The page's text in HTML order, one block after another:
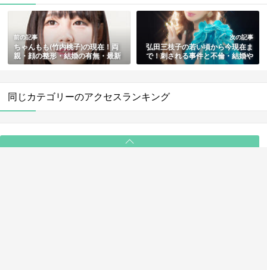
前の記事
ちゃんもも(竹内桃子)の現在！両
親・顔の整形・結婚の有無・最新
情報も総まとめ
次の記事
弘田三枝子の若い頃から今現在ま
で！刺される事件と不倫・結婚や
娘・死因も総まとめ
同じカテゴリーのアクセスランキング